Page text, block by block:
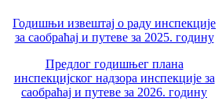
Годишњи извештај о раду инспекције
за саобраћај и путеве за 2025. годину
Предлог годишњег плана
инспекцијског надзора инспекције за
саобраћај и путеве за 2026. годину